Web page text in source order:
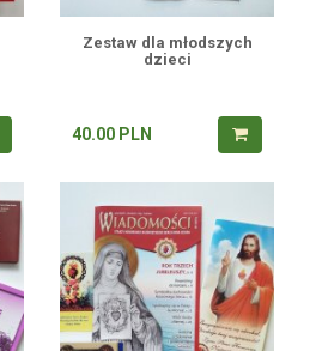
Zestaw dla młodszych
dzieci
40.00 PLN